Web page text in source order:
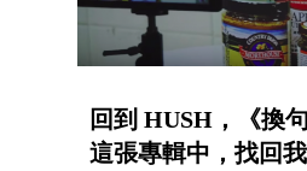
回到 HUSH，《換
這張專輯中，找回